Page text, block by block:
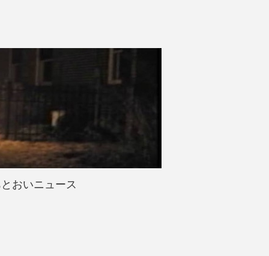
おいニュース